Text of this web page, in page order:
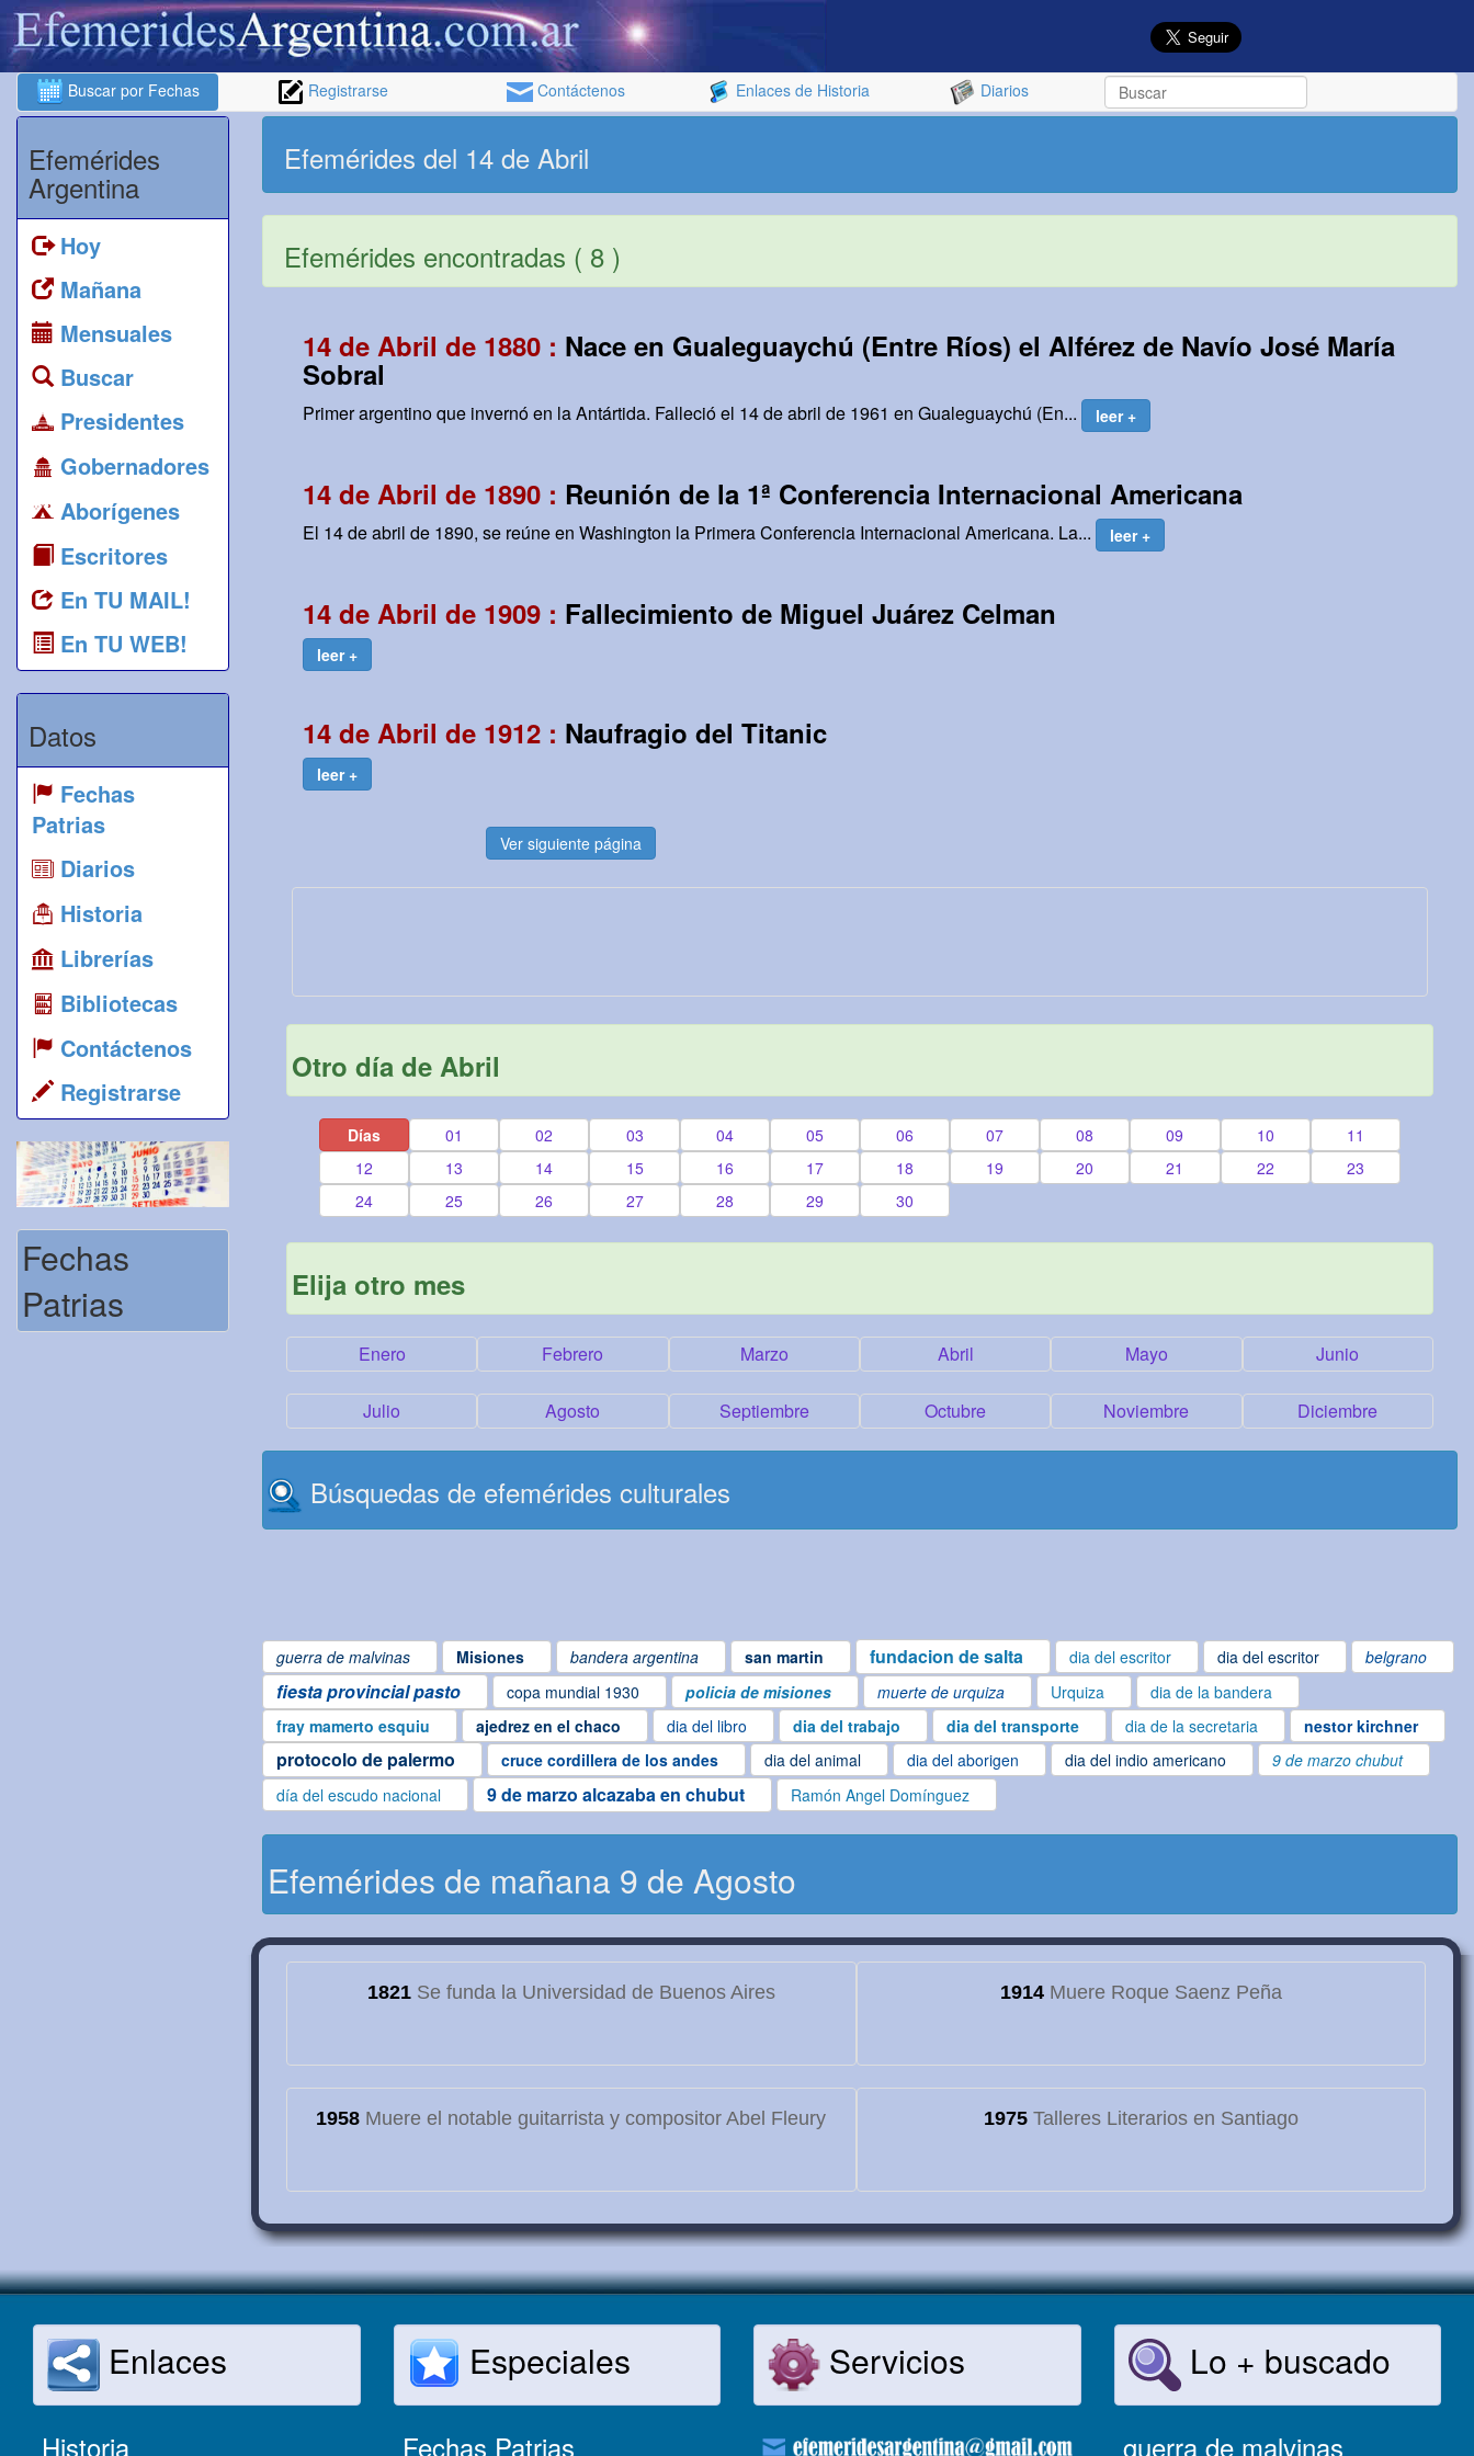
Buscar por Fechas Registrarse Contáctenos Enlaces de Historia Diarios
Efemérides
Argentina
Hoy
Mañana
Mensuales
Buscar
Presidentes
Gobernadores
Aborígenes
Escritores
En TU MAIL!
En TU WEB!
Datos
Fechas
Patrias
Diarios
Historia
Librerías
Bibliotecas
Contáctenos
Registrarse
Fechas
Patrias
Efemérides del 14 de Abril
Efemérides encontradas ( 8 )
14 de Abril de 1880 : Nace en Gualeguaychú (Entre Ríos) el Alférez de Navío José María
Sobral
Primer argentino que invernó en la Antártida. Falleció el 14 de abril de 1961 en Gualeguaychú (En... leer +
14 de Abril de 1890 : Reunión de la 1ª Conferencia Internacional Americana
El 14 de abril de 1890, se reúne en Washington la Primera Conferencia Internacional Americana. La... leer +
14 de Abril de 1909 : Fallecimiento de Miguel Juárez Celman
leer +
14 de Abril de 1912 : Naufragio del Titanic
leer +
Ver siguiente página
Otro día de Abril
Días 01 02 03 04 05 06 07 08 09 10
11
12
13 14 15 16 17 18 19 20 21 22
23
24
25 26 27 28 29 30
Elija otro mes
Enero Febrero Marzo Abril Mayo Junio
Julio Agosto Septiembre Octubre Noviembre Diciembre
Búsquedas de efemérides culturales
guerra de malvinas Misiones bandera argentina san martin fundacion de salta dia del escritor dia del escritor belgrano
fiesta provincial pasto copa mundial 1930 policia de misiones muerte de urquiza Urquiza
dia de la bandera
fray mamerto esquiu
ajedrez en el chaco dia del libro dia del trabajo dia del transporte dia de la secretaria nestor kirchner
protocolo de palermo cruce cordillera de los andes dia del animal dia del aborigen dia del indio americano
9 de marzo chubut
día del escudo nacional
9 de marzo alcazaba en chubut Ramón Angel Domínguez
Efemérides de mañana 9 de Agosto
1821Se funda la Universidad de Buenos Aires 1914Muere Roque Saenz Peña
1958 Muere el notable guitarrista y compositor Abel Fleury 1975Talleres Literarios en Santiago
Enlaces
Historia
Especiales
Fechas Patrias
Servicios Lo + buscado
guerra de malvinas